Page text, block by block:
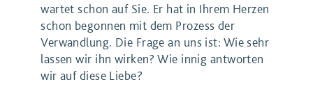
wartet schon auf Sie. Er hat in Ihrem Herzen
schon begonnen mit dem Prozess der
Verwandlung. Die Frage an uns ist: Wie sehr
lassen wir ihn wirken? Wie innig antworten
wir auf diese Liebe?